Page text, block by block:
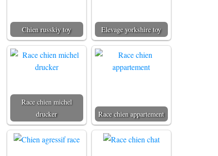
Chien russkiy toy Elevage yorkshire toy
Race chien michel
drucker
Race chien appartement